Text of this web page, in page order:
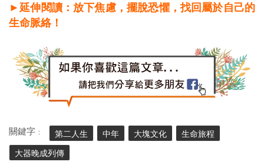
►延伸閱讀：放下焦慮，擺脫恐懼，找回屬於自己的
生命脈絡！
關鍵字 : 第二人生 中年 大塊文化 生命旅程
大器晚成列傳